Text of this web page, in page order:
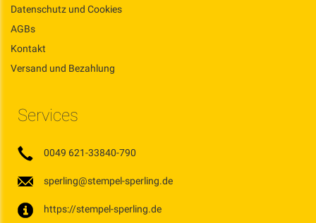
Datenschutz und Cookies
AGBs
Kontakt
Versand und Bezahlung
Services
0049 621-33840-790
sperling@stempel-sperling.de
https://stempel-sperling.de